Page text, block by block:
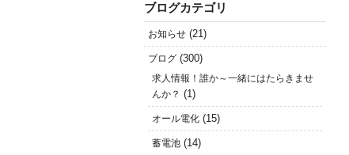
ブログカテゴリ
お知らせ (21)
ブログ (300)
求人情報！誰か～一緒にはたらきませ
んか？ (1)
オール電化 (15)
蓄電池 (14)